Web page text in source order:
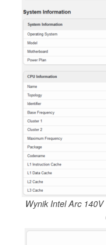
Wynik Intel Arc